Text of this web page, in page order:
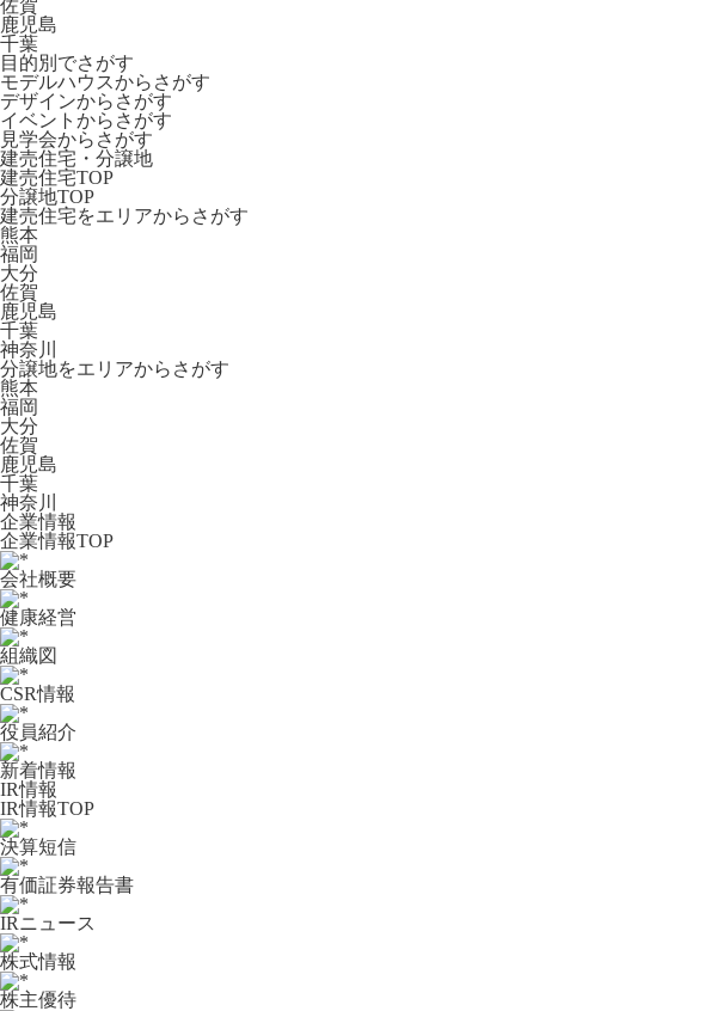
佐賀
鹿児島
千葉
目的別でさがす
モデルハウスからさがす
デザインからさがす
イベントからさがす
見学会からさがす
建売住宅・分譲地
建売住宅TOP
分譲地TOP
建売住宅をエリアからさがす
熊本
福岡
大分
佐賀
鹿児島
千葉
神奈川
分譲地をエリアからさがす
熊本
福岡
大分
佐賀
鹿児島
千葉
神奈川
企業情報
企業情報TOP
会社概要
健康経営
組織図
CSR情報
役員紹介
新着情報
IR情報
IR情報TOP
決算短信
有価証券報告書
IRニュース
株式情報
株主優待